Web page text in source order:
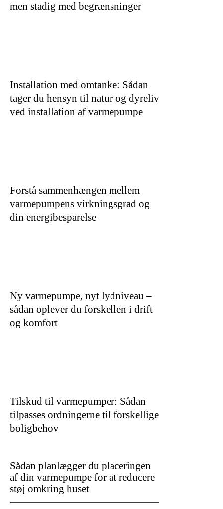
men stadig med begrænsninger
Installation med omtanke: Sådan
tager du hensyn til natur og dyreliv
ved installation af varmepumpe
Forstå sammenhængen mellem
varmepumpens virkningsgrad og
din energibesparelse
Ny varmepumpe, nyt lydniveau –
sådan oplever du forskellen i drift
og komfort
Tilskud til varmepumper: Sådan
tilpasses ordningerne til forskellige
boligbehov
Sådan planlægger du placeringen
af din varmepumpe for at reducere
støj omkring huset